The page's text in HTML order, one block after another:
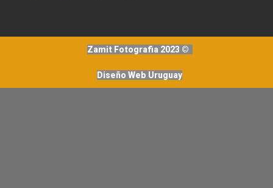
Zamit Fotografia 2023 ©
Diseño Web Uruguay